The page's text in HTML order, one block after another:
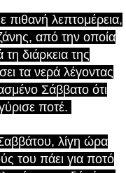
πιθανή λεπτομέρεια,
από την οποία
διάρκεια της
τα νερά λέγοντας
Σάββατο ότι
ποτέ.
λίγη ώρα
του πάει για ποτό